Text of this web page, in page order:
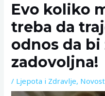
Evo koliko
treba da
odnos da bi
zadovoljna!
/ Ljepota i Zdravlje,